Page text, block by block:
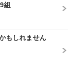
組
もしれません